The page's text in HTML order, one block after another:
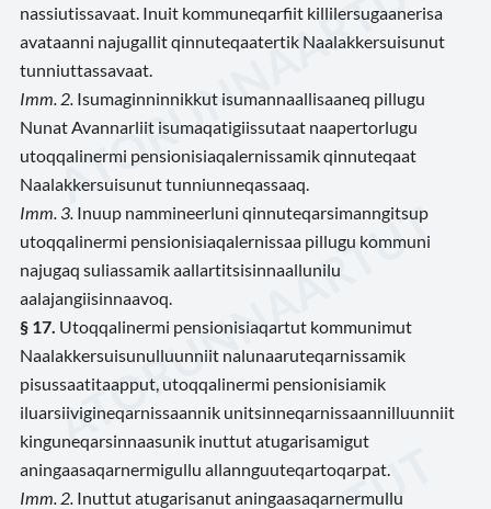
nassiutissavaat. Inuit kommuneqarfiit killilersugaanerisa
avataanni najugallit qinnuteqaatertik Naalakkersuisunut
tunniuttassavaat.
Imm. 2. Isumaginninnikkut isumannaallisaaneq pillugu
Nunat Avannarliit isumaqatigiissutaat naapertorlugu
utoqqalinermi pensionisiaqalernissamik qinnuteqaat
Naalakkersuisunut tunniunneqassaaq.
Imm. 3. Inuup nammineerluni qinnuteqarsimanngitsup
utoqqalinermi pensionisiaqalernissaa pillugu kommuni
najugaq suliassamik aallartitsisinnaallunilu
aalajangiisinnaavoq.
§ 17. Utoqqalinermi pensionisiaqartut kommunimut
Naalakkersuisunulluunniit nalunaaruteqarnissamik
pisussaatitaapput, utoqqalinermi pensionisiamik
iluarsiivigineqarnissaannik unitsinneqarnissaannilluunniit
kinguneqarsinnaasunik inuttut atugarisamigut
aningaasaqarnermigullu allannguuteqartoqarpat.
Imm. 2. Inuttut atugarisanut aningaasaqarnermullu